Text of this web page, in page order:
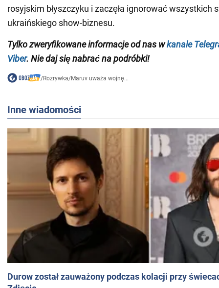
rosyjskim błyszczyku i zaczęła ignorować wszystkich
ukraińskiego show-biznesu.
Tylko zweryfikowane informacje od nas wkanale
Viber. Nie daj się nabrać na podróbki!
/Rozrywka/Maruv uważa wojnę...
Inne wiadomości
Durow został zauważony podczas kolacji przy